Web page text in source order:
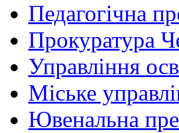
Педагогічна
Прокуратура
Управління
Міське
Ювенальна